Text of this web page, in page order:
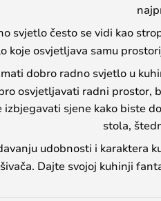
svjetlo često se vidi kao
koje osvjetljava samu
dobro radno svjetlo u
osvjetljavati radni
sjene kako biste
stola,
udobnosti i karaktera
Dajte svojoj kuhinji